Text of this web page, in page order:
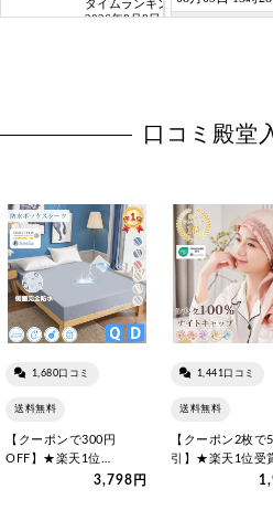
口コミ殿堂
1,680口コミ
送料無料
【クーポンで300円
OFF】★楽天1位
★GOODAで掲載★天然
3,798円
1,441口コミ
送料無料
【クーポン2枚で
引】★楽天1位受
イトキャップ シ